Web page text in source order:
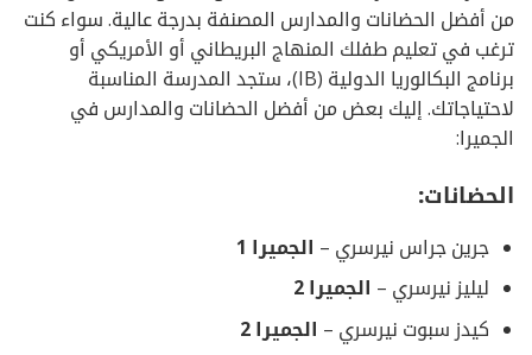
من أفضل الحضانات والمدارس المصنفة بدرجة عالية. سواء كنت
ترغب في تعليم طفلك المنهاج البريطاني أو الأمريكي أو
برنامج البكالوريا الدولية (IB)، ستجد المدرسة المناسبة
لاحتياجاتك. إليك بعض من أفضل الحضانات والمدارس في
الجميرا:
الحضانات:
جرين جراس نيرسري –الجميرا 1
ليليز نيرسري –الجميرا 2
كيدز سبوت نيرسري –الجميرا 2